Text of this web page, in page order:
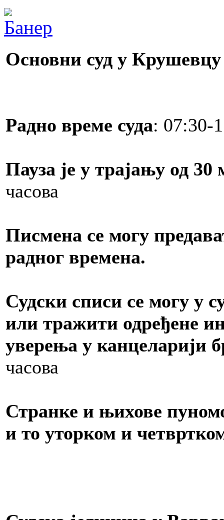
Основни суд у Крушевцу
Радно време суда: 07:30-
Пауза је у трајању од
часова
Писмена се могу
радног времена.
Судски списи се могу у
или тражити одређене
уверења у канцеларији
часова
Странке и њихове
и то уторком и